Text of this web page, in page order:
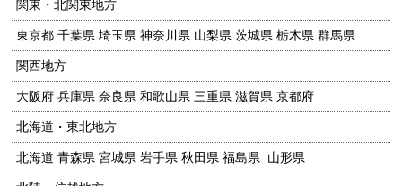
関東・北関東地方
東京都 千葉県 埼玉県 神奈川県 山梨県 茨城県 栃木県 群馬県
関西地方
大阪府 兵庫県 奈良県 和歌山県 三重県 滋賀県 京都府
北海道・東北地方
北海道 青森県 宮城県 岩手県 秋田県 福島県 山形県